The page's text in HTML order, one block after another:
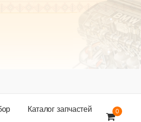
ор Каталогзапчастей 0